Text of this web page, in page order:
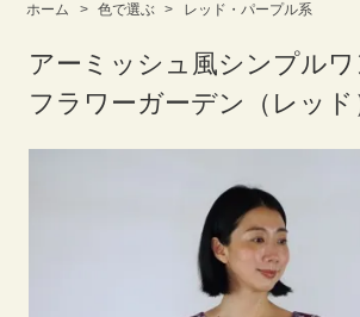
ホーム
> 色で選ぶ > レッド・パープル系
アーミッシュ風シンプル
フラワーガーデン（レッド